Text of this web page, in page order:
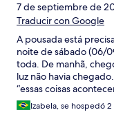
7 de septiembre de
Traducir con Google
A pousada está
noite de sábado (06/
toda. De manhã,
luz não havia
“essas coisas
solução! Péssima
velhos, que precisam
Izabela, se hospedó